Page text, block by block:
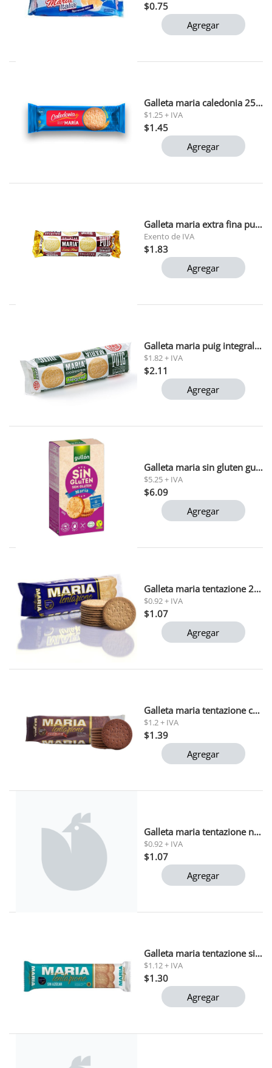
$0.75
Agregar
Galleta maria caledonia 252 gr
$1.25 + IVA
$1.45
Agregar
Galleta maria extra fina puig 235gr
Exento de IVA
$1.83
Agregar
Galleta maria puig integral 250gr
$1.82 + IVA
$2.11
Agregar
Galleta maria sin gluten gullon 380gr
$5.25 + IVA
$6.09
Agregar
Galleta maria tentazione 200 gr
$0.92 + IVA
$1.07
Agregar
Galleta maria tentazione chocolate italia 200g
$1.2 + IVA
$1.39
Agregar
Galleta maria tentazione naranja 200 gr
$0.92 + IVA
$1.07
Agregar
Galleta maria tentazione sin azucar 200 gr
$1.12 + IVA
$1.30
Agregar